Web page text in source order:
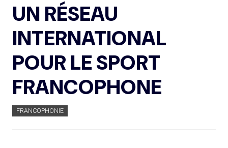
UN RÉSEAU
INTERNATIONAL
POUR LE SPORT
FRANCOPHONE
FRANCOPHONIE